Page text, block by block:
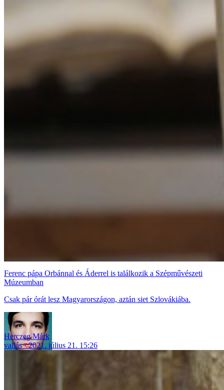
Ferenc pápa Orbánnal és Áderrel is találkozik a Szépművészeti
Múzeumban
Csak pár órát lesz Magyarországon, aztán siet Szlovákiába.
Herczeg Márk
vallás
2021. július 21. 15:26